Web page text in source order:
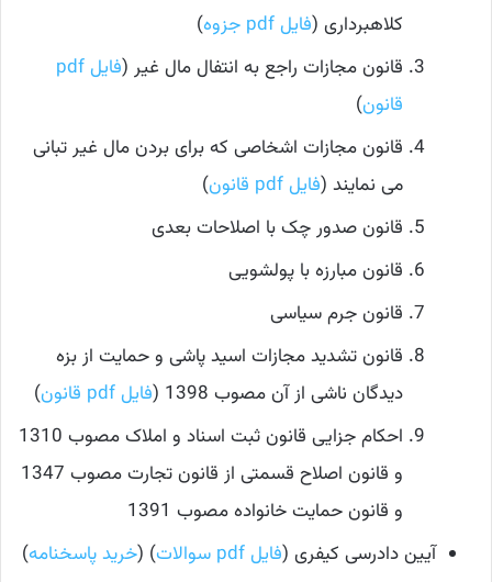
کلاهبرداری (فایل pdf جزوه
)
قانون مجازات راجع به انتفال مال غیر (
فایل pdf
قانون)
قانون مجازات اشخاصی که برای بردن مال غیر تبانی
می نمایند (فایل pdf قانون
)
قانون صدور چک با اصلاحات بعدی
قانون مبارزه با پولشویی
قانون جرم سیاسی
قانون تشدید مجازات اسید پاشی و حمایت از بزه
دیدگان ناشی از آن مصوب 1398 (
فایل pdf قانون
)
احکام جزایی قانون ثبت اسناد و املاک مصوب 1310
و قانون اصلاح قسمتی از قانون تجارت مصوب 1347
و قانون حمایت خانواده مصوب 1391
آیین دادرسی کیفری (فایل pdf سوالات ) (خرید پاسخنامه)